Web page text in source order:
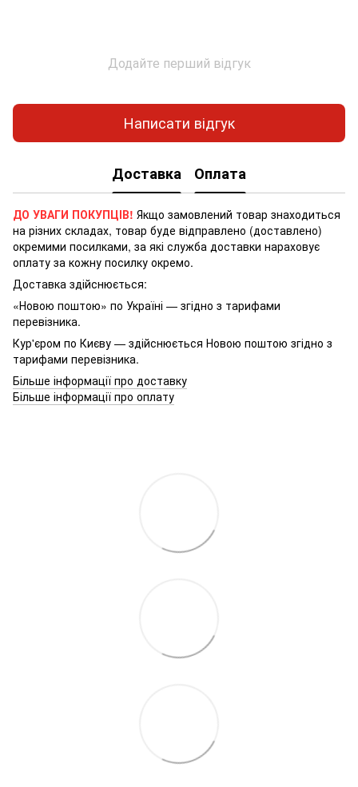
Додайте перший відгук
Написати відгук
Доставка Оплата
ДО УВАГИ ПОКУПЦІВ! Якщо замовлений товар знаходиться
на різних складах, товар буде відправлено (доставлено)
окремими посилками, за які служба доставки нараховує
оплату за кожну посилку окремо.
Доставка здійснюється:
«Новою поштою» по Україні — згідно з тарифами
перевізника.
Кур'єром по Києву — здійснюється Новою поштою згідно з
тарифами перевізника.
Більше інформації про доставку
Більше інформації про оплату